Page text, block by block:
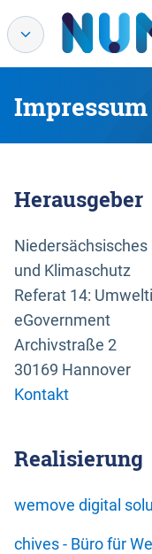
Impressum
Herausgeber
und Klimaschutz
Referat 14:
eGovernment
Archivstraße 2
30169 Hannover
Kontakt
Realisierung
wemove digital
chives - Büro für